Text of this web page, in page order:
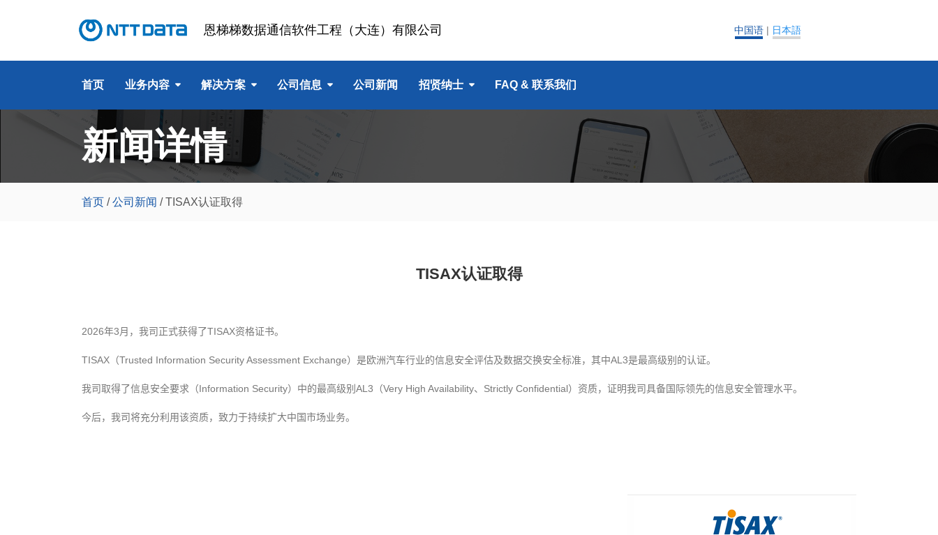
恩梯梯数据通信软件工程（大连）有限公司 中国语 | 日本語
首页 业务内容 解决方案 公司信息 公司新闻 招贤纳士 FAQ & 联系我们
新闻详情
首页 /公司新闻 /TISAX认证取得
TISAX认证取得
2026年3月，我司正式获得了TISAX资格证书。
TISAX （Trusted Information Security Assessment Exchange）是欧洲汽车行业的信息安全评估及数据交换安全标准，其中AL3是最高级别的认证。
我司取得了信息安全要求（Information Security）中的最高级别 AL3 （Very High Availability、 Strictly Confidential）资质，证明我司具备国际领先的信息安全管理水平。
今后，我司将充分利用该资质，致力于持续扩大中国市场业务。